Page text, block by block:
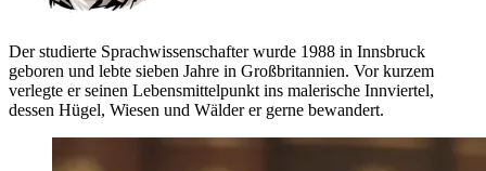
Der studierte Sprachwissenschafter wurde 1988 in Innsbruck
geboren und lebte sieben Jahre in Großbritannien. Vor kurzem
verlegte er seinen Lebensmittelpunkt ins malerische Innviertel,
dessen Hügel, Wiesen und Wälder er gerne bewandert.